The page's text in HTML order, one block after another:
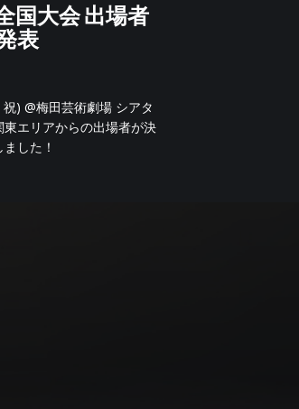
国大会 出場者
表
) @梅田芸術劇場 シアタ
エリアからの出場者が決
ました！